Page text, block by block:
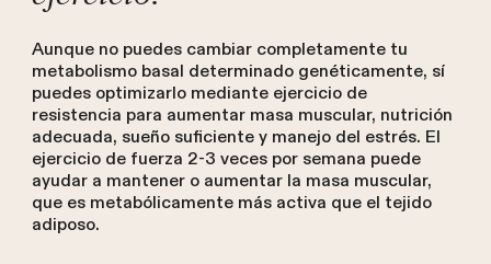
Aunque no puedes cambiar completamente tu
metabolismo basal determinado genéticamente, sí
puedes optimizarlo mediante ejercicio de
resistencia para aumentar masa muscular, nutrición
adecuada, sueño suficiente y manejo del estrés. El
ejercicio de fuerza 2-3 veces por semana puede
ayudar a mantener o aumentar la masa muscular,
que es metabólicamente más activa que el tejido
adiposo.